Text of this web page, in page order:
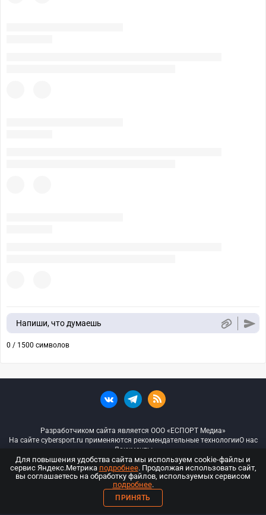
Напиши, что думаешь
0 / 1500 символов
Разработчиком сайта является ООО «ЕСПОРТ Медиа»
На сайте cybersport.ru применяются рекомендательные технологииО нас
Документы
© ООО «Киберспорт.ру» — Все права защищены
18+
ООО «Киберспорт.ру». Свидетельство о регистрации средств массовой
Для повышения удобства сайта мы используем cookie-файлы и
сервис Яндекс.Метрика подробнее. Продолжая использовать сайт,
вы соглашаетесь на обработку файлов, используемых сервисом
подробнее.
ПРИНЯТЬ